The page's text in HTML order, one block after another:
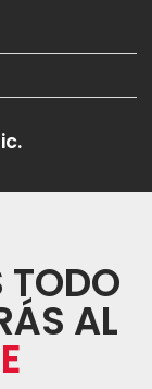
TODO
AL